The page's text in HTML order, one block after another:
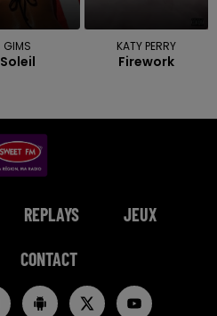
GIMS
Soleil
KATY PERRY
Firework
REPLAYS JEUX
CONTACT